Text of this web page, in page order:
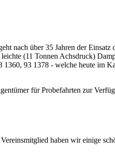
nach über 35 Jahren der Einsatz
(11 Tonnen Achsdruck)
93 1378 - welche heute im
für Probefahrten zur
haben wir einige